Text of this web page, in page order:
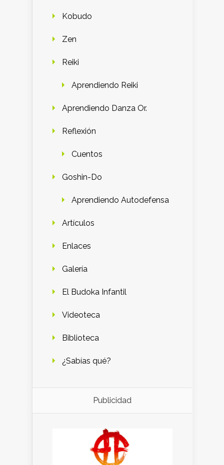
Kobudo
Zen
Reiki
Aprendiendo Reiki
Aprendiendo Danza Or.
Reflexión
Cuentos
Goshin-Do
Aprendiendo Autodefensa
Artículos
Enlaces
Galería
El Budoka Infantil
Videoteca
Biblioteca
¿Sabías qué?
Publicidad